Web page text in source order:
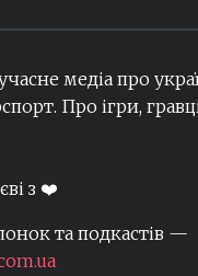
медіа про
Про ігри,
з ❤️
та подкастів —